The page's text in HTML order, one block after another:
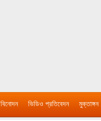
বিনোদন ভিডিও প্রতিবেদন মুক্তাঙ্গন